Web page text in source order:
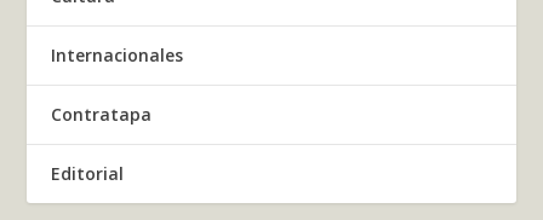
Internacionales
Contratapa
Editorial